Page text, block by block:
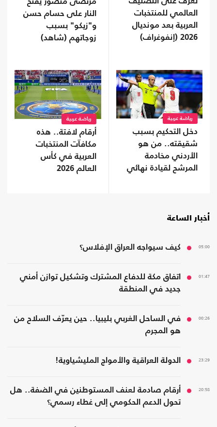
العالمي للمنتخبات
العربية بعد مونديال
2026 (إنفوغراف)
النار على حسام حسن
و"زيكو" بسبب
زوجاتهم (شاهد)
رياضة عربية
دخل التحكيم بسبب
شقيقته.. من هو
الأردني مخادمة
المرشح لقيادة نهائي
رياضة عربية
أرقام لافتة.. هذه
مكافآت المنتخبات
العربية في كأس
العالم 2026
أخبار الساعة
05:00 كيف سيواجه العراق الإفلاس؟
01:47
اتفاق مكة للدفاع المشترك وتشكيل توازن أمني
جديد في المنطقة
00:26
في الساحل الغربي بليبيا.. حين يعرّف السلاح من
هو المجرم
23:29 الدولة العراقية والأمواج المليشياوية!
20:58
أرقام صادمة لعنف المستوطنين في الضفة.. هل
تحول الدعم الحكومي إلى غطاء رسمي؟